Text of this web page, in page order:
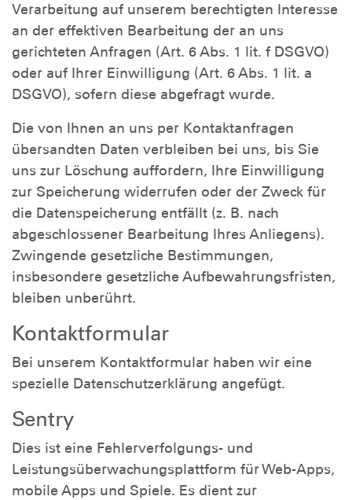
Verarbeitung auf unserem berechtigten Interesse
an der effektiven Bearbeitung der an uns
gerichteten Anfragen (Art. 6 Abs. 1 lit. f DSGVO)
oder auf Ihrer Einwilligung (Art. 6 Abs. 1 lit. a
DSGVO), sofern diese abgefragt wurde.
Die von Ihnen an uns per Kontaktanfragen
übersandten Daten verbleiben bei uns, bis Sie
uns zur Löschung auffordern, Ihre Einwilligung
zur Speicherung widerrufen oder der Zweck für
die Datenspeicherung entfällt (z. B. nach
abgeschlossener Bearbeitung Ihres Anliegens).
Zwingende gesetzliche Bestimmungen,
insbesondere gesetzliche Aufbewahrungsfristen,
bleiben unberührt.
Kontaktformular
Bei unserem Kontaktformular haben wir eine
spezielle Datenschutzerklärung angefügt.
Sentry
Dies ist eine Fehlerverfolgungs- und
Leistungsüberwachungsplattform für Web-Apps,
mobile Apps und Spiele. Es dient zur